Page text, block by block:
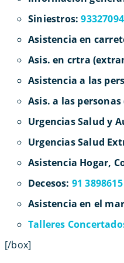
Siniestros:
Asistencia en
Asis. en crtra
Asistencia a las
Asis. a las
Urgencias Salud y
Urgencias Salud
Asistencia Hogar,
Decesos: 91 3898615
Asistencia en el
Talleres
[/box]